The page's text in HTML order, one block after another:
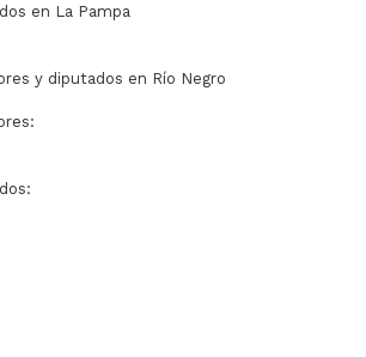
en La Pampa
y diputados en Río Negro